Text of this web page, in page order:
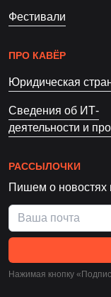
Фестивали
ПРО КАВЁР
Юридическая
Сведения об ИТ-
деятельности и
РАССЫЛОЧКИ
Пишем о новостях
Нажимая кнопку